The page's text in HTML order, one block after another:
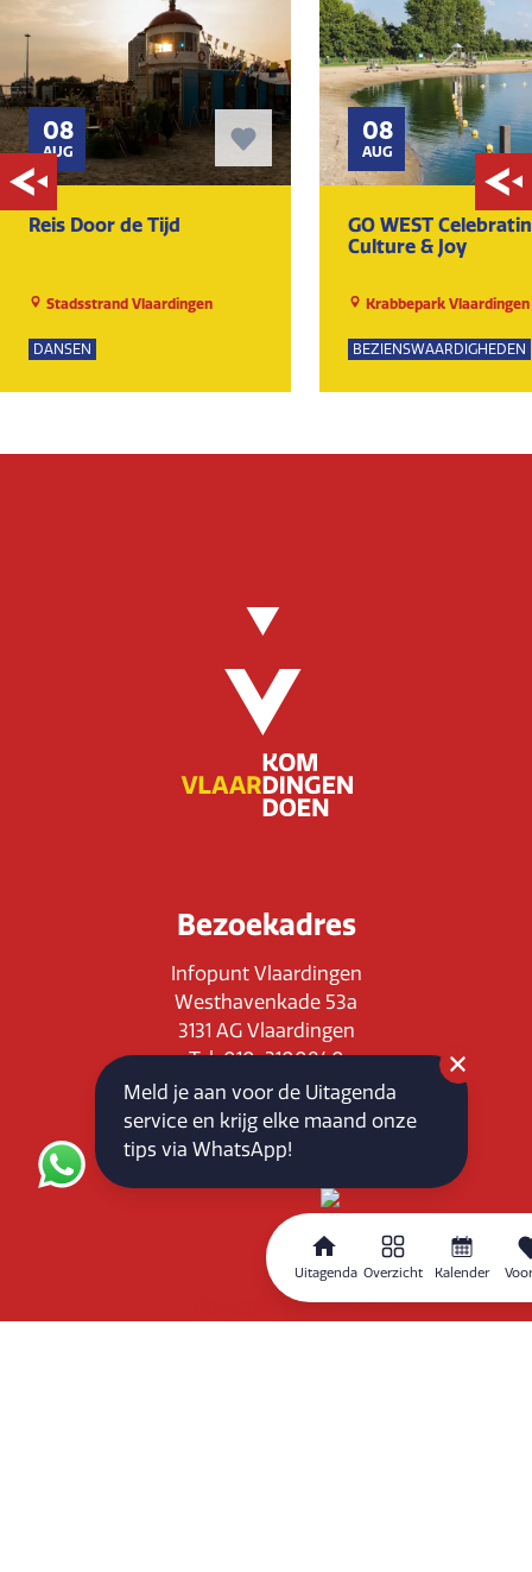
Uitagenda Overzicht Kalender
08
AUG
Reis Door de Tijd
Stadsstrand Vlaardingen
DANSEN
08
AUG
GO WEST
Culture & Joy
Krabbepark Vlaardingen
BEZIENSWAARDIGHEDEN
Bezoekadres
Infopunt Vlaardingen
Westhavenkade 53a
3131 AG Vlaardingen
Tel: 010-3100840
E-mail: info@vlaardingenpartners.nl
KvK: 71555544
BTW : NL858760939B01
Routeplanner
Meld je aan voor de Uitagenda
service en krijg elke maand onze
tips via WhatsApp!